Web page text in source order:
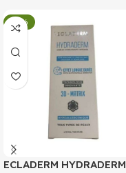
-34%
ECLADERM HYDRADERM